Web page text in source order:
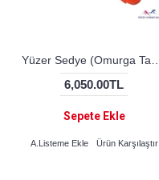
6,050.00TL
Sepete Ekle
A.Listeme Ekle Ürün Karşılaştır